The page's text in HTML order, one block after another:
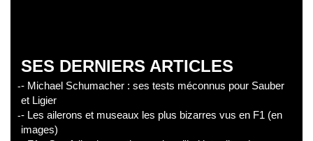
SES DERNIERS ARTICLES
- Michael Schumacher : ses tests méconnus pour Sauber
et Ligier
- Les ailerons et museaux les plus bizarres vus en F1 (en
images)